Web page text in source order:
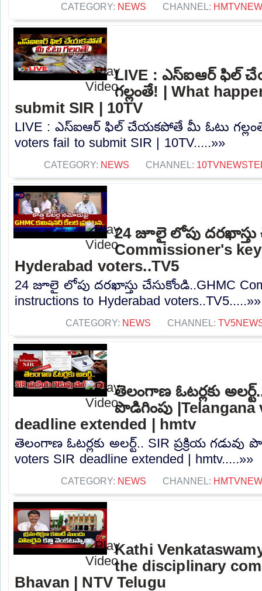
CATEGORY: NEWS CHANNEL:
LIVE : ఎస్‌ఐఆర్‌ ఫిల్‌
గల్లంతే! | What
submit SIR | 10TV
LIVE : ఎస్‌ఐఆర్‌ ఫిల్‌ చేయకపోతే మీ ఓటు
voters fail to submit SIR | 10TV.....»»
CATEGORY: NEWS CHANNEL:
24 జూలై లోపు దరఖాస్తు
Commissioner's
Hyderabad voters..TV5
24 జూలై లోపు దరఖాస్తు చేసుకోండి..GHMC
instructions to Hyderabad voters..TV5.....»»
CATEGORY: NEWS CHANNEL:
తెలంగాణ ఓటర్లకు
పొడిగింపు |Telangana
deadline extended | hmtv
తెలంగాణ ఓటర్లకు అలర్ట్.. SIR ప్రక్రియ గడువు
voters SIR deadline extended | hmtv.....»»
CATEGORY: NEWS CHANNEL:
Kathi
the disciplinary
Bhavan | NTV Telugu